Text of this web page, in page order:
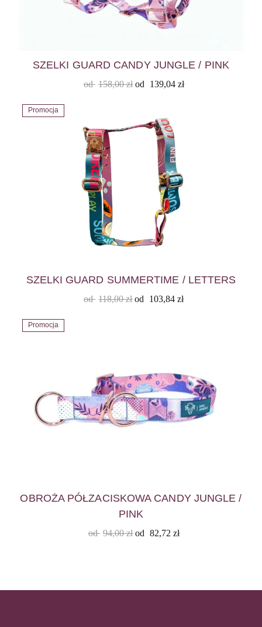
SZELKI GUARD CANDY JUNGLE / PINK
od 158,00zł od 139,04 zł
Promocja
SZELKI GUARD SUMMERTIME / LETTERS
od 118,00zł od 103,84zł
Promocja
OBROŻA PÓŁZACISKOWA CANDY JUNGLE /
PINK
od 94,00zł od 82,72 zł